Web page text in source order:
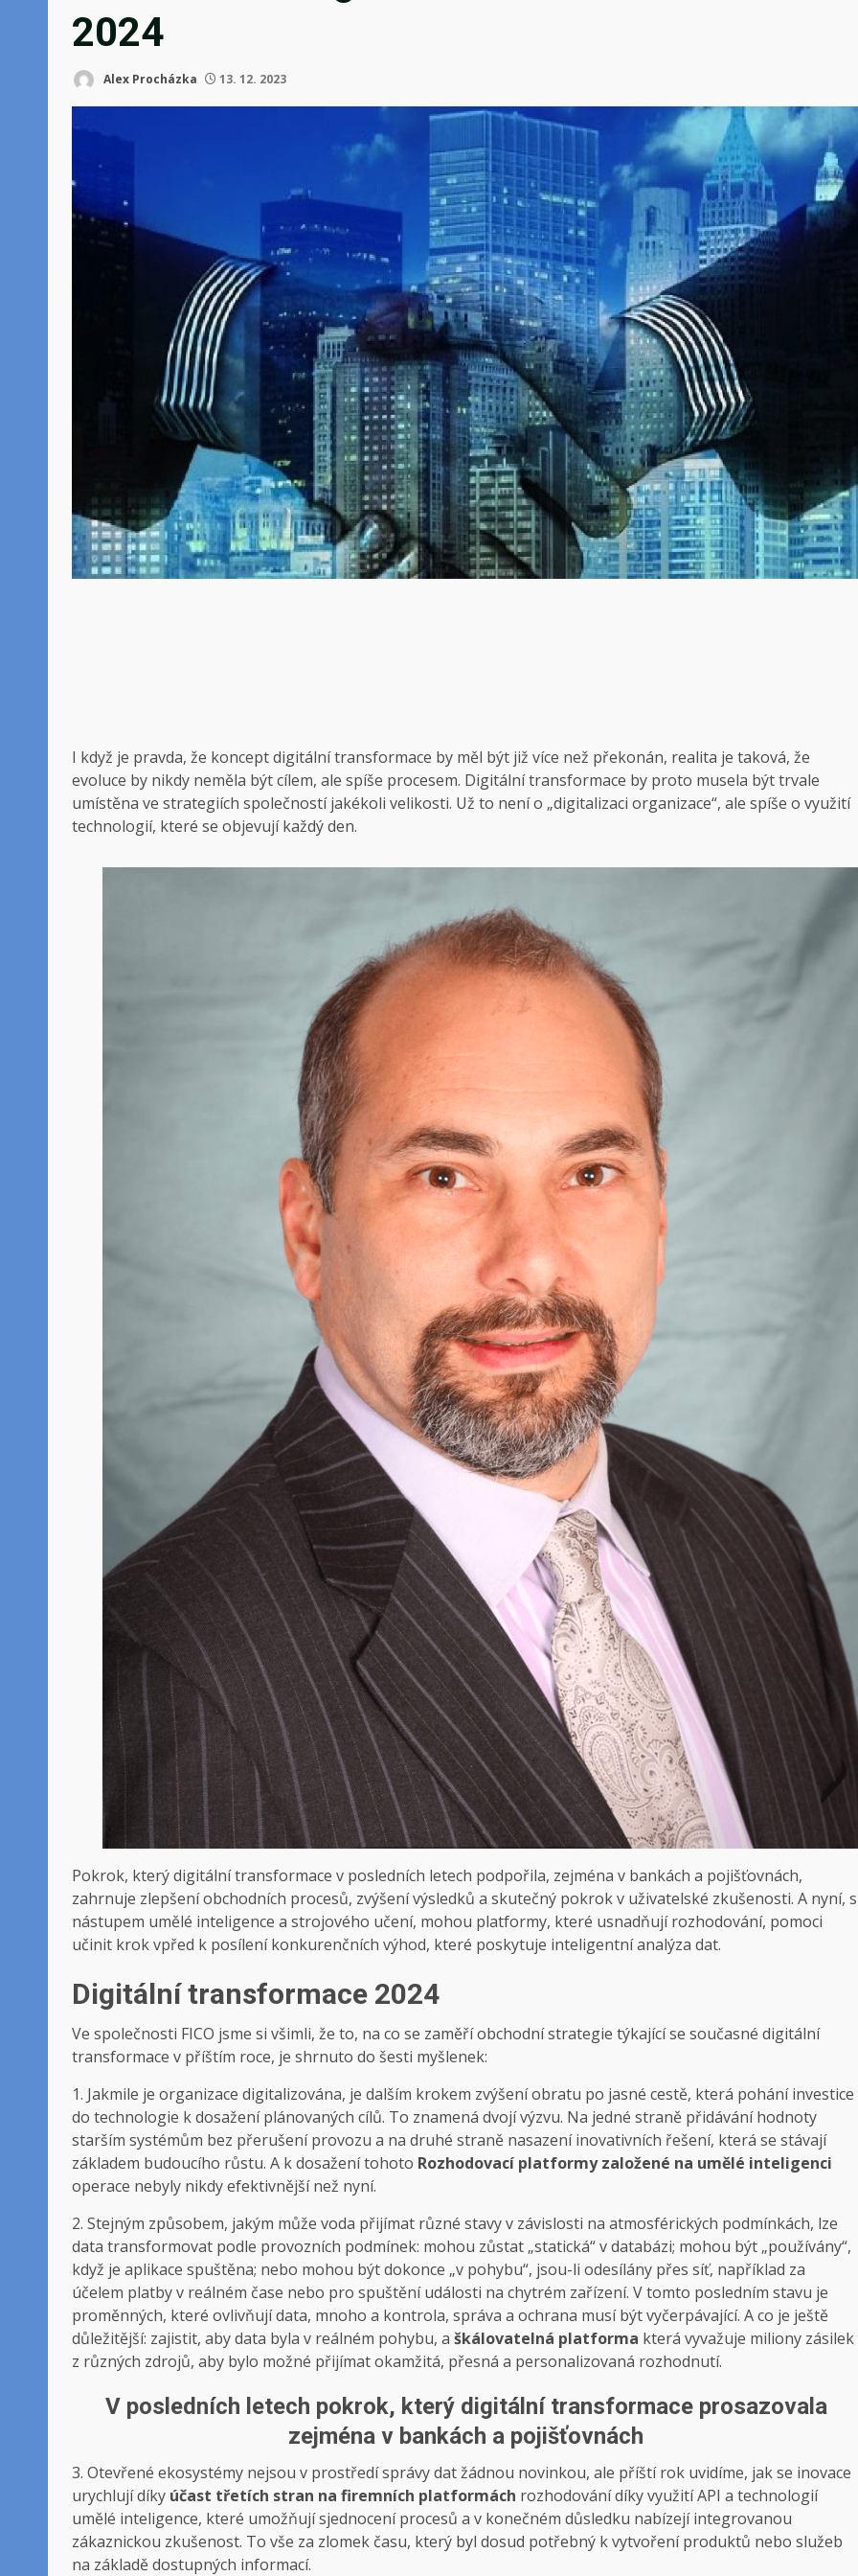
2024
Alex Procházka 13. 12. 2023
I když je pravda, že koncept digitální transformace by měl být již více než překonán, realita je taková, že
evoluce by nikdy neměla být cílem, ale spíše procesem. Digitální transformace by proto musela být trvale
umístěna ve strategiích společností jakékoli velikosti. Už to není o „digitalizaci organizace“, ale spíše o využití
technologií, které se objevují každý den.
Pokrok, který digitální transformace v posledních letech podpořila, zejména v bankách a pojišťovnách,
zahrnuje zlepšení obchodních procesů, zvýšení výsledků a skutečný pokrok v uživatelské zkušenosti. A nyní, s
nástupem umělé inteligence a strojového učení, mohou platformy, které usnadňují rozhodování, pomoci
učinit krok vpřed k posílení konkurenčních výhod, které poskytuje inteligentní analýza dat.
Digitální transformace 2024
Ve společnosti FICO jsme si všimli, že to, na co se zaměří obchodní strategie týkající se současné digitální
transformace v příštím roce, je shrnuto do šesti myšlenek:
1. Jakmile je organizace digitalizována, je dalším krokem zvýšení obratu po jasné cestě, která pohání investice
do technologie k dosažení plánovaných cílů. To znamená dvojí výzvu. Na jedné straně přidávání hodnoty
starším systémům bez přerušení provozu a na druhé straně nasazení inovativních řešení, která se stávají
základem budoucího růstu. A k dosažení tohoto Rozhodovací platformy založené na umělé inteligenci
operace nebyly nikdy efektivnější než nyní.
2. Stejným způsobem, jakým může voda přijímat různé stavy v závislosti na atmosférických podmínkách, lze
data transformovat podle provozních podmínek: mohou zůstat „statická“ v databázi; mohou být „používány“,
když je aplikace spuštěna; nebo mohou být dokonce „v pohybu“, jsou-li odesílány přes síť, například za
účelem platby v reálném čase nebo pro spuštění události na chytrém zařízení. V tomto posledním stavu je
proměnných, které ovlivňují data, mnoho a kontrola, správa a ochrana musí být vyčerpávající. A co je ještě
důležitější: zajistit, aby data byla v reálném pohybu, a škálovatelná platforma která vyvažuje miliony zásilek
z různých zdrojů, aby bylo možné přijímat okamžitá, přesná a personalizovaná rozhodnutí.
V posledních letech pokrok, který digitální transformace prosazovala
zejména v bankách a pojišťovnách
3. Otevřené ekosystémy nejsou v prostředí správy dat žádnou novinkou, ale příští rok uvidíme, jak se inovace
urychlují díky účast třetích stran na firemních platformách rozhodování díky využití API a technologií
umělé inteligence, které umožňují sjednocení procesů a v konečném důsledku nabízejí integrovanou
zákaznickou zkušenost. To vše za zlomek času, který byl dosud potřebný k vytvoření produktů nebo služeb
na základě dostupných informací.